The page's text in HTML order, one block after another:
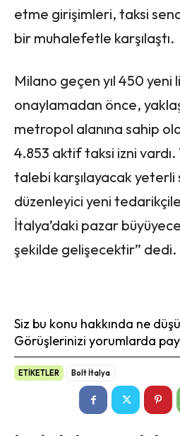
etme girişimleri, taksi
bir muhalefetle karşılaştı.
Milano geçen yıl 450 yeni
onaylamadan önce,
metropol alanına sahip
4.853 aktif taksi izni vardı.
talebi karşılayacak yeterli
düzenleyici yeni
İtalya’daki pazar
şekilde gelişecektir” dedi.
Siz bu konu hakkında ne
Görüşlerinizi yorumlarda
ETİKETLER Bolt İtalya